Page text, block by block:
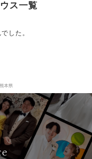
ス一覧
した。
熊本県